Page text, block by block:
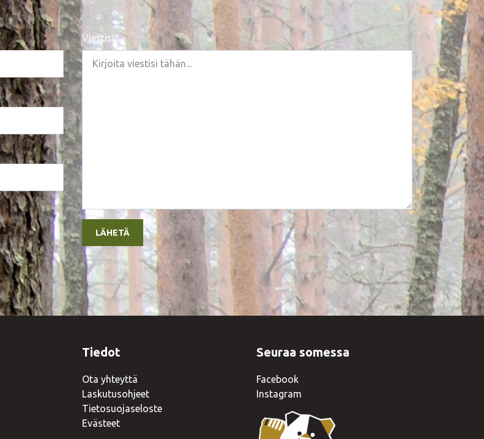
Viestisi*
Tiedot
Ota yhteyttä
Laskutusohjeet
Tietosuojaseloste
Evästeet
Seuraa somessa
Facebook
Instagram